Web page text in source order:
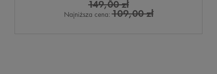
149,00 zł
Najniższa cena:109,00 zł